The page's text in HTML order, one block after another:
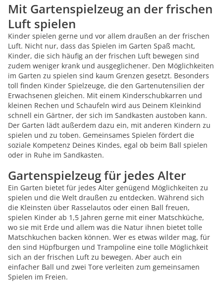
Mit Gartenspielzeug an der frischen
Luft spielen
Kinder spielen gerne und vor allem draußen an der frischen
Luft. Nicht nur, dass das Spielen im Garten Spaß macht,
Kinder, die sich häufig an der frischen Luft bewegen sind
zudem weniger krank und ausgeglichener. Den Möglichkeiten
im Garten zu spielen sind kaum Grenzen gesetzt. Besonders
toll finden Kinder Spielzeuge, die den Gartenutensilien der
Erwachsenen gleichen. Mit einem Kinderschubkarren und
kleinen Rechen und Schaufeln wird aus Deinem Kleinkind
schnell ein Gärtner, der sich im Sandkasten austoben kann.
Der Garten lädt außerdem dazu ein, mit anderen Kindern zu
spielen und zu toben. Gemeinsames Spielen fördert die
soziale Kompetenz Deines Kindes, egal ob beim Ball spielen
oder in Ruhe im Sandkasten.
Gartenspielzeug für jedes Alter
Ein Garten bietet für jedes Alter genügend Möglichkeiten zu
spielen und die Welt draußen zu entdecken. Während sich
die Kleinsten über Rasselautos oder einen Ball freuen,
spielen Kinder ab 1,5 Jahren gerne mit einer Matschküche,
wo sie mit Erde und allem was die Natur ihnen bietet tolle
Matschkuchen backen können. Wer es etwas wilder mag, für
den sind Hüpfburgen und Trampoline eine tolle Möglichkeit
sich an der frischen Luft zu bewegen. Aber auch ein
einfacher Ball und zwei Tore verleiten zum gemeinsamen
Spielen im Freien.